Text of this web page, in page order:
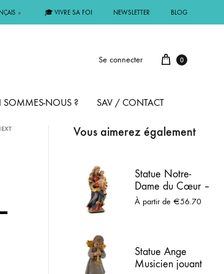
▼ 🎓 VIVRE SA FOI NEWSLETTER BLOG
Se connecter 0
SOMMES-NOUS ? SAV / CONTACT
Vous aimerez également
Statue Notre-
Dame du Cœur –
Vierge à l’Enfant
en bois peint
À partir de €56.70
Statue Ange
Musicien jouant